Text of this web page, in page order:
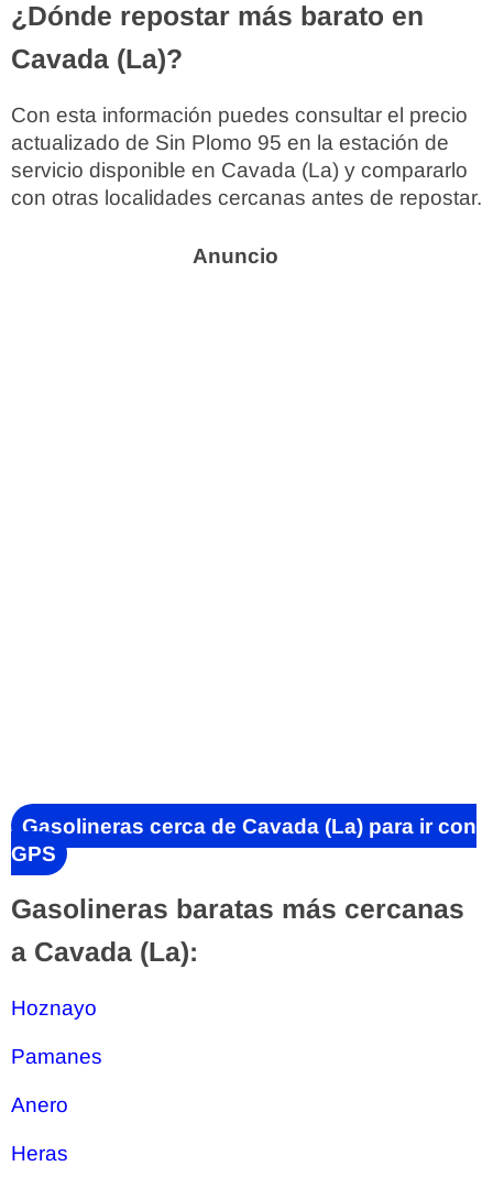
¿Dónde repostar más barato en
Cavada (La)?
Con esta información puedes consultar el precio
actualizado de Sin Plomo 95 en la estación de
servicio disponible en Cavada (La) y compararlo
con otras localidades cercanas antes de repostar.
Gasolineras cerca de Cavada (La) para ir con
GPS
Gasolineras baratas más cercanas
a Cavada (La):
Hoznayo
Pamanes
Anero
Heras